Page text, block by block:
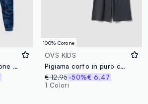
Pigiama in puro cotone blu camouflage da ragazzo regular fit
100% Cotone
OVS KIDS
Pigiama corto in puro cotone multicolor da ragazzo regular fit
€ 12,95 -50%€ 6,47
1 Colori